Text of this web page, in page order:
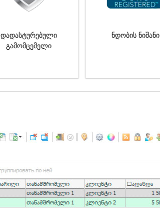
დადასტურებული
გამომცემელი
ნდობის ნიშანი